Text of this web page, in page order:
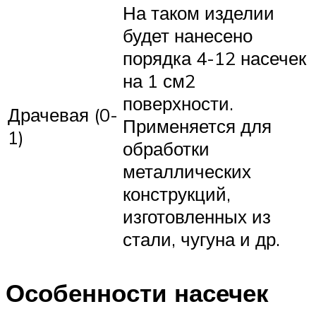
Драчевая (0-
1)
На таком изделии
будет нанесено
порядка 4-12 насечек
на 1 см2
поверхности.
Применяется для
обработки
металлических
конструкций,
изготовленных из
стали, чугуна и др.
Особенности насечек